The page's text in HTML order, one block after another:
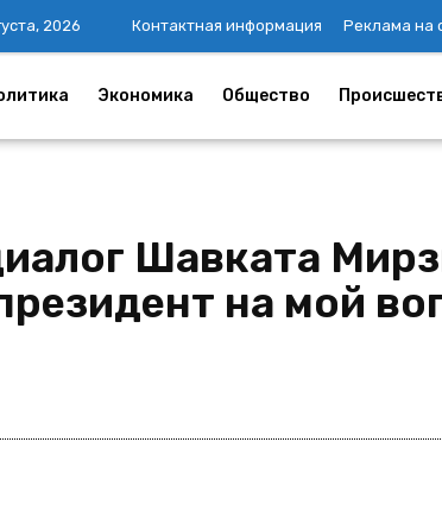
2026 Контактная информация Реклама на
Экономика Общество
Шавката
на мой